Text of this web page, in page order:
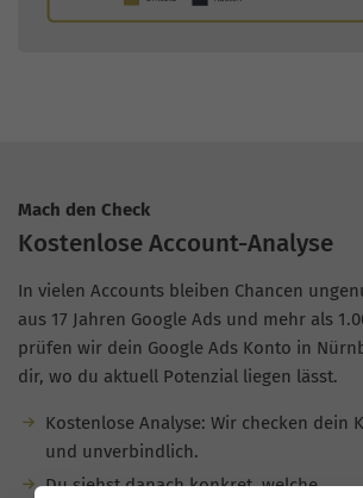
Mach den Check
Kostenlose Account-Analyse
In vielen Accounts bleiben Chancen
aus 17 Jahren Google Ads und mehr als
prüfen wir dein Google Ads Konto in
dir, wo du aktuell Potenzial liegen lässt.
Kostenlose Analyse: Wir checken dein
und unverbindlich.
Du siehst danach konkret, welche